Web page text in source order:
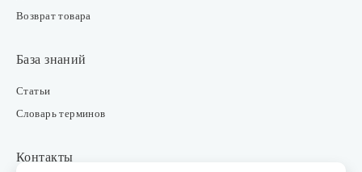
Возврат товара
База знаний
Статьи
Словарь терминов
Контакты